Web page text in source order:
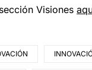
Visiones